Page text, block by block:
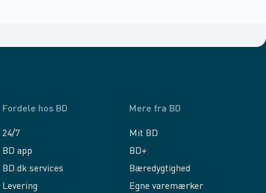
Fordele hos BD
24/7
BD app
BD.dk services
Levering
Mere fra BD
Mit BD
BD+
Bæredygtighed
Egne varemærker